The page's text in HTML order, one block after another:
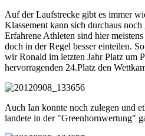
Auf der Laufstrecke gibt es immer
Klassement kann sich durchaus
Erfahrene Athleten sind hier
doch in der Regel besser einteilen.
wir Ronald im letzten Jahr Platz um
hervorragenden 24.Platz den
Auch Ian konnte noch zulegen und
landete in der "Greenhornwertung"